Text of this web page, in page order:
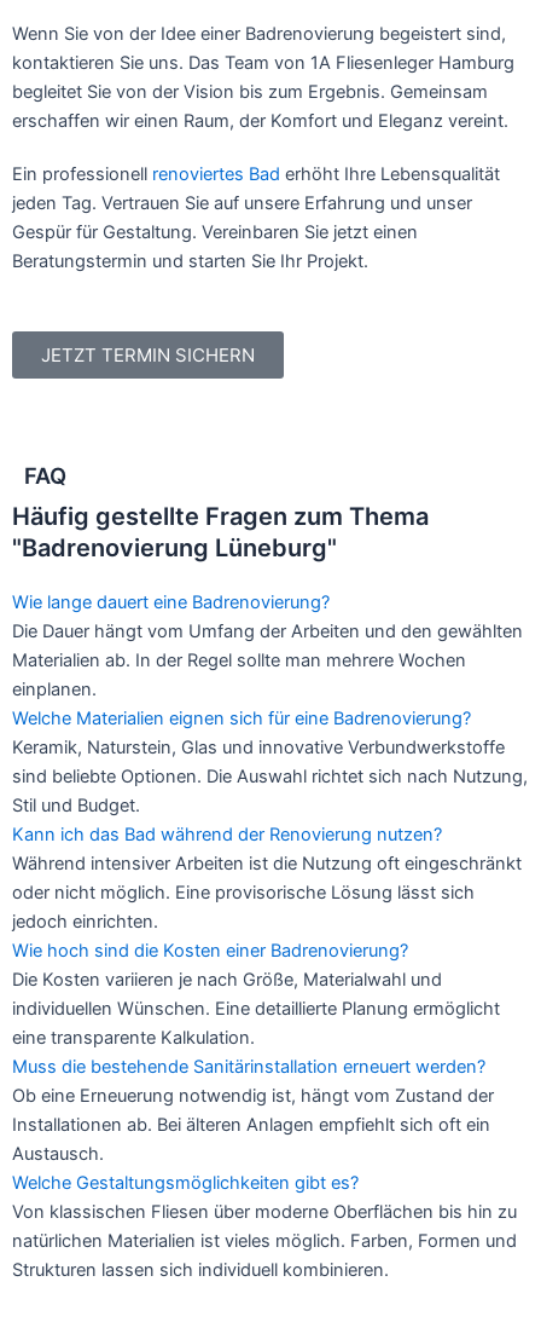
Wenn Sie von der Idee einer Badrenovierung begeistert sind,
kontaktieren Sie uns. Das Team von 1A Fliesenleger Hamburg
begleitet Sie von der Vision bis zum Ergebnis. Gemeinsam
erschaffen wir einen Raum, der Komfort und Eleganz vereint.
Ein professionell renoviertes Bad erhöht Ihre Lebensqualität
jeden Tag. Vertrauen Sie auf unsere Erfahrung und unser
Gespür für Gestaltung. Vereinbaren Sie jetzt einen
Beratungstermin und starten Sie Ihr Projekt.
JETZT TERMIN SICHERN
FAQ
Häufig gestellte Fragen zum Thema
"Badrenovierung Lüneburg"
Wie lange dauert eine Badrenovierung?
Die Dauer hängt vom Umfang der Arbeiten und den gewählten
Materialien ab. In der Regel sollte man mehrere Wochen
einplanen.
Welche Materialien eignen sich für eine Badrenovierung?
Keramik, Naturstein, Glas und innovative Verbundwerkstoffe
sind beliebte Optionen. Die Auswahl richtet sich nach Nutzung,
Stil und Budget.
Kann ich das Bad während der Renovierung nutzen?
Während intensiver Arbeiten ist die Nutzung oft eingeschränkt
oder nicht möglich. Eine provisorische Lösung lässt sich
jedoch einrichten.
Wie hoch sind die Kosten einer Badrenovierung?
Die Kosten variieren je nach Größe, Materialwahl und
individuellen Wünschen. Eine detaillierte Planung ermöglicht
eine transparente Kalkulation.
Muss die bestehende Sanitärinstallation erneuert werden?
Ob eine Erneuerung notwendig ist, hängt vom Zustand der
Installationen ab. Bei älteren Anlagen empfiehlt sich oft ein
Austausch.
Welche Gestaltungsmöglichkeiten gibt es?
Von klassischen Fliesen über moderne Oberflächen bis hin zu
natürlichen Materialien ist vieles möglich. Farben, Formen und
Strukturen lassen sich individuell kombinieren.